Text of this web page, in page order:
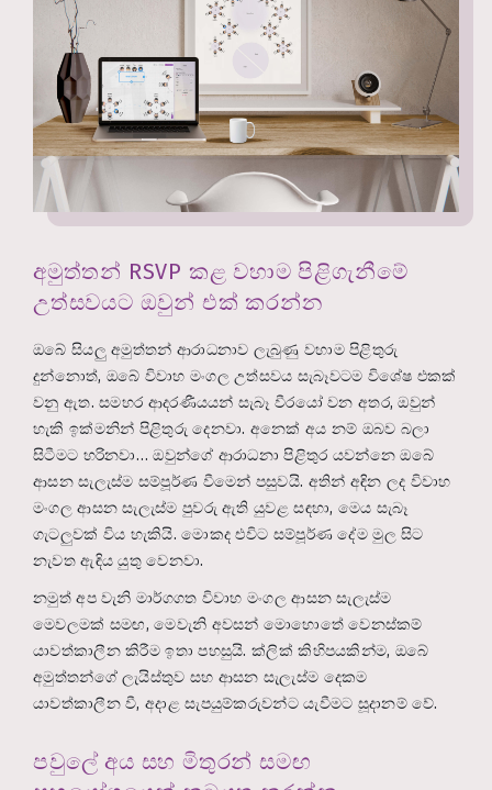
අමුත්තන් RSVP කළ වහාම පිළිගැනීමේ
උත්සවයට ඔවුන් එක් කරන්න
ඔබේ සියලු අමුත්තන් ආරාධනාව ලැබුණු වහාම පිළිතුරු
දුන්නොත්, ඔබේ විවාහ මංගල උත්සවය සැබෑවටම විශේෂ එකක්
වනු ඇත. සමහර ආදරණීයයන් සැබෑ වීරයෝ වන අතර, ඔවුන්
හැකි ඉක්මනින් පිළිතුරු දෙනවා. අනෙක් අය නම් ඔබව බලා
සිටීමට හරිනවා… ඔවුන්ගේ ආරාධනා පිළිතුර යවන්නෙ ඔබේ
ආසන සැලැස්ම සම්පූර්ණ වීමෙන් පසුවයි. අතින් අඳින ලද විවාහ
මංගල ආසන සැලැස්ම පුවරු ඇති යුවළ සඳහා, මෙය සැබෑ
ගැටලුවක් විය හැකියි. මොකද එවිට සම්පූර්ණ දේම මුල සිට
නැවත ඇඳිය යුතු වෙනවා.
නමුත් අප වැනි මාර්ගගත විවාහ මංගල ආසන සැලැස්ම
මෙවලමක් සමඟ, මෙවැනි අවසන් මොහොතේ වෙනස්කම්
යාවත්කාලීන කිරීම ඉතා පහසුයි. ක්ලික් කිහිපයකින්ම, ඔබේ
අමුත්තන්ගේ ලැයිස්තුව සහ ආසන සැලැස්ම දෙකම
යාවත්කාලීන වී, අදාළ සැපයුම්කරුවන්ට යැවීමට සූදානම් වේ.
පවුලේ අය සහ මිතුරන් සමඟ